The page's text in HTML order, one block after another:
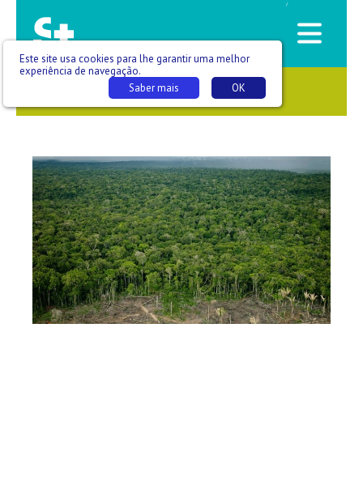
/
SAÚDE QUE SE VÊ
Este site usa cookies para lhe garantir uma melhor
experiência de navegação.
OK
Saber mais